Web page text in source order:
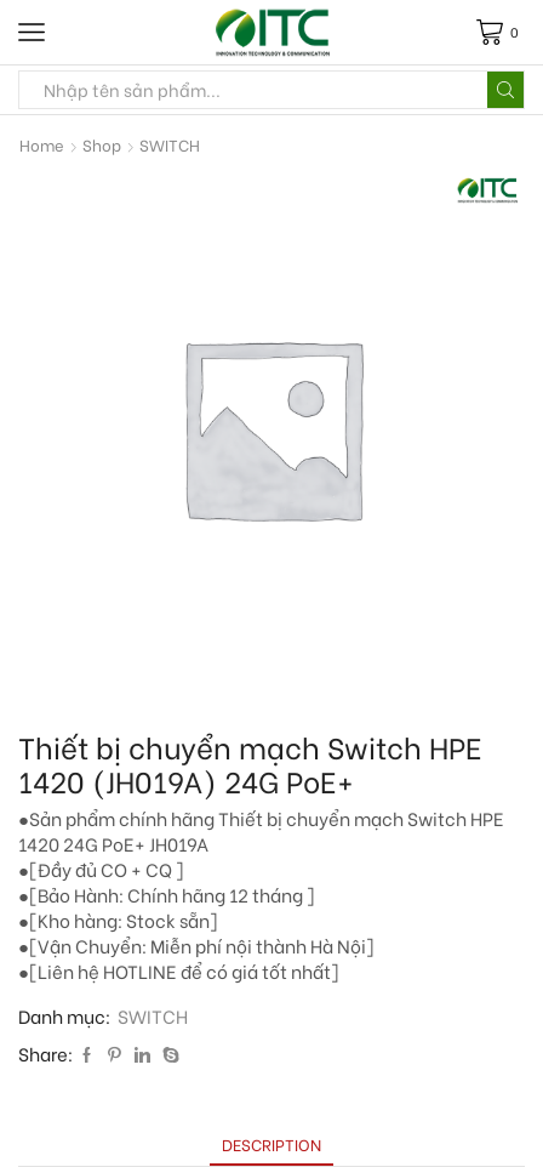
0
Home Shop SWITCH
Thiết bị chuyển mạch Switch HPE
1420 (JH019A) 24G PoE+
●Sản phẩm chính hãng Thiết bị chuyển mạch Switch HPE
1420 24G PoE+ JH019A
●[Đầy đủ CO + CQ ]
●[Bảo Hành: Chính hãng 12 tháng ]
●[Kho hàng: Stock sẵn]
●[Vận Chuyển: Miễn phí nội thành Hà Nội]
●[Liên hệ HOTLINE để có giá tốt nhất]
Danh mục: SWITCH
Share:
DESCRIPTION